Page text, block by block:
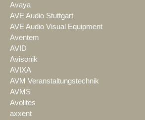
Avaya
AVE Audio Stuttgart
AVE Audio Visual Equipment
Aventem
AVID
Avisonik
AVIXA
AVM Veranstaltungstechnik
AVMS
Avolites
axxent